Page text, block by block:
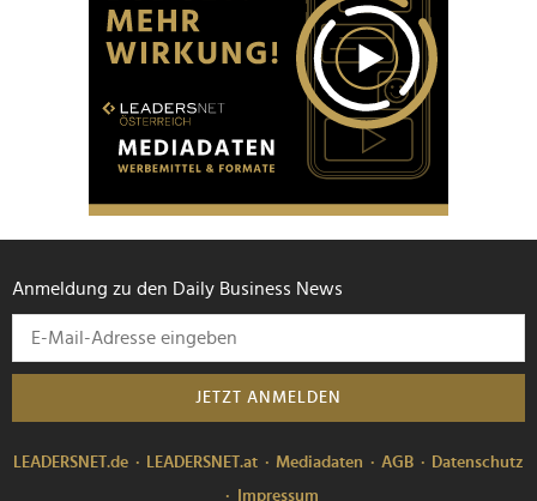
Anmeldung zu den Daily Business News
JETZT ANMELDEN
LEADERSNET.de LEADERSNET.at Mediadaten AGB
Datenschutz
Impressum